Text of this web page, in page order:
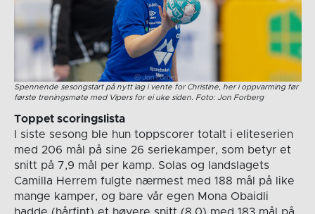
Spennende sesongstart på nytt lag i vente for Christine, her i oppvarming før
første treningsmøte med Vipers for ei uke siden. Foto: Jon Forberg
Toppet scoringslista
I siste sesong ble hun toppscorer totalt i eliteserien
med 206 mål på sine 26 seriekamper, som betyr et
snitt på 7,9 mål per kamp. Solas og landslagets
Camilla Herrem fulgte nærmest med 188 mål på like
mange kamper, og bare vår egen Mona Obaidli